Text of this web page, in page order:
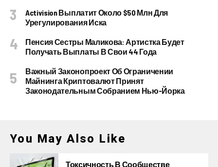
Activision Выплатит Около $50 Млн Для
Урегулирования Иска
Пенсия Сестры Маликова: Артистка Будет
Получать Выплаты В Свои 44 Года
Важный Законопроект Об Ограничении
Майнинга Криптовалют Принят
Законодательным Собранием Нью-Йорка
You May Also Like
Токсичность В Сообществе